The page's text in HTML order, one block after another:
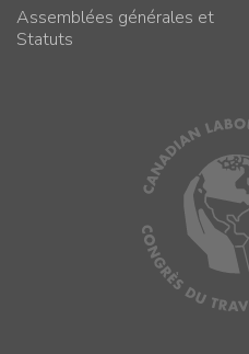
Assemblées générales et
Statuts